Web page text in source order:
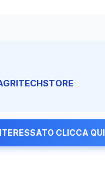
CLICCA QUI